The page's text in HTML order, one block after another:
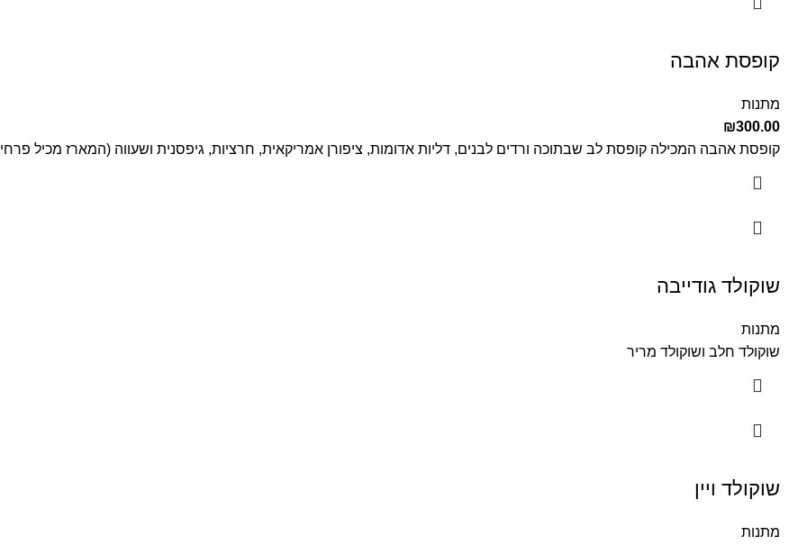
קופסת אהבה
מתנות
₪300.00
קופסת אהבה המכילה קופסת לב שבתוכה ורדים לבנים, דליות אדומות, ציפורן אמריקאית, חרציות, גיפסנית ושעווה (המארז מכיל
שוקולד גודייבה
מתנות
שוקולד חלב ושוקולד מריר
שוקולד ויין
מתנות